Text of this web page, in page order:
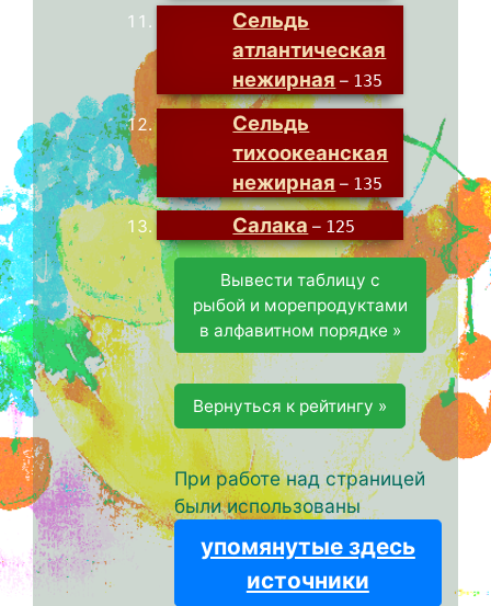
Сельдь
атлантическая
нежирная – 135
Сельдь
тихоокеанская
нежирная – 135
Салака – 125
Вывести таблицу с
рыбой и морепродуктами
в алфавитном порядке »
Вернуться к рейтингу »
При работе над страницей
были использованы
упомянутые здесь
источники